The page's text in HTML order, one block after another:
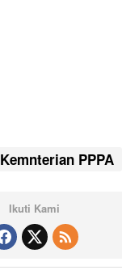
Kemnterian PPPA
Ikuti Kami